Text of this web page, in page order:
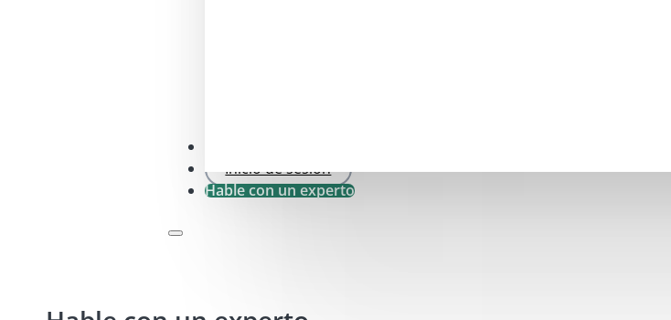
Inicio de sesión
Hable con un experto